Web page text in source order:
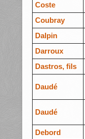
Coste
Coubray
Dalpin
Darroux
Dastros, fils
Daudé
Daudé
Debord